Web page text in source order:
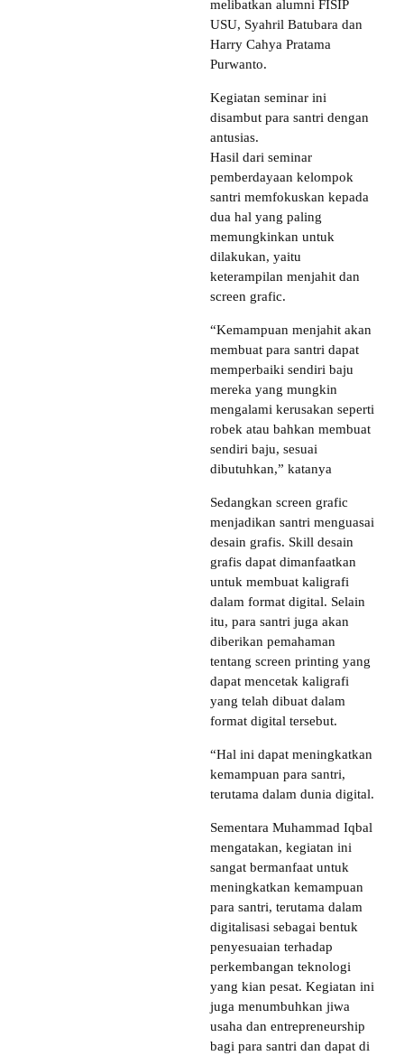
melibatkan alumni FISIP
USU, Syahril Batubara dan
Harry Cahya Pratama
Purwanto.
Kegiatan seminar ini
disambut para santri dengan
antusias.
Hasil dari seminar
pemberdayaan kelompok
santri memfokuskan kepada
dua hal yang paling
memungkinkan untuk
dilakukan, yaitu
keterampilan menjahit dan
screen grafic.
“Kemampuan menjahit akan
membuat para santri dapat
memperbaiki sendiri baju
mereka yang mungkin
mengalami kerusakan seperti
robek atau bahkan membuat
sendiri baju, sesuai
dibutuhkan,” katanya
Sedangkan screen grafic
menjadikan santri menguasai
desain grafis. Skill desain
grafis dapat dimanfaatkan
untuk membuat kaligrafi
dalam format digital. Selain
itu, para santri juga akan
diberikan pemahaman
tentang screen printing yang
dapat mencetak kaligrafi
yang telah dibuat dalam
format digital tersebut.
“Hal ini dapat meningkatkan
kemampuan para santri,
terutama dalam dunia digital.
Sementara Muhammad Iqbal
mengatakan, kegiatan ini
sangat bermanfaat untuk
meningkatkan kemampuan
para santri, terutama dalam
digitalisasi sebagai bentuk
penyesuaian terhadap
perkembangan teknologi
yang kian pesat. Kegiatan ini
juga menumbuhkan jiwa
usaha dan entrepreneurship
bagi para santri dan dapat di